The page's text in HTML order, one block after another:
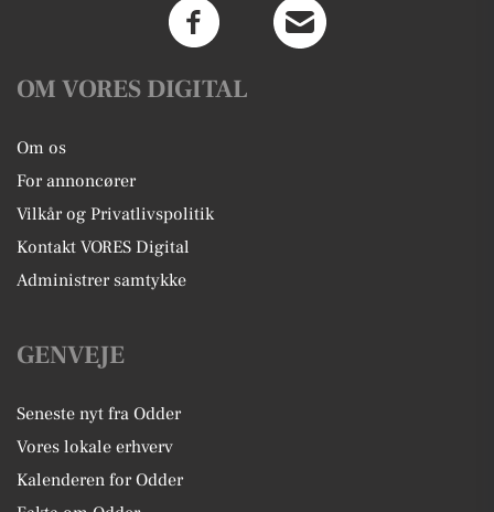
OM VORES DIGITAL
Om os
For annoncører
Vilkår og Privatlivspolitik
Kontakt VORES Digital
Administrer samtykke
GENVEJE
Seneste nyt fra Odder
Vores lokale erhverv
Kalenderen for Odder